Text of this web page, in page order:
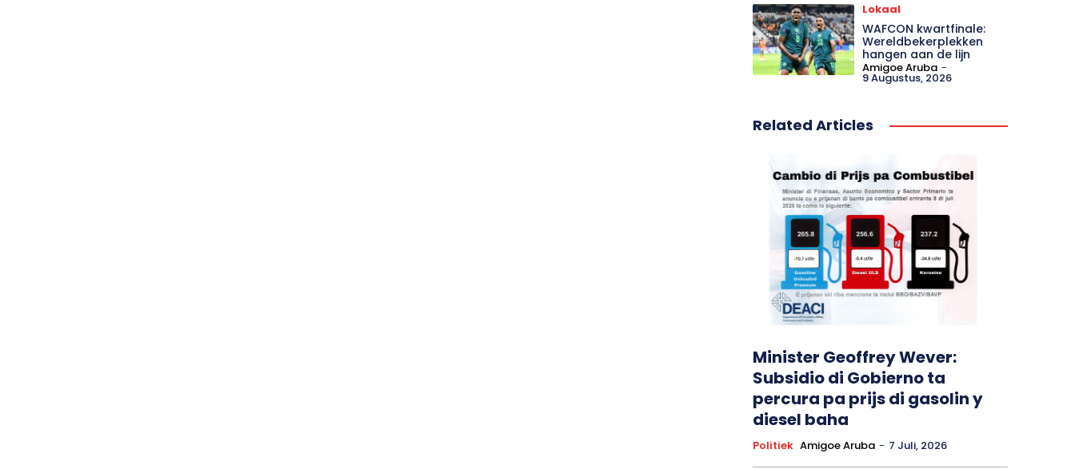
Lokaal
WAFCON kwartfinale:
Wereldbekerplekken
hangen aan de lijn
Amigoe Aruba -
9 Augustus, 2026
Related Articles
Minister Geoffrey Wever:
Subsidio di Gobierno ta
percura pa prijs di gasolin y
diesel baha
Politiek Amigoe Aruba - 7 Juli, 2026